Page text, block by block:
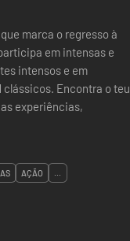
marca o regresso à
em intensas e
clássicos. Encontra o teu
experiências,
AÇÃO ...